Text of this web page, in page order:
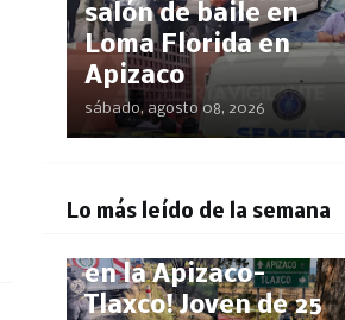
salón de baile en
Loma Florida en
Apizaco
sábado, agosto 08, 2026
Lo más leído de la semana
POLICÍACA
en la Apizaco-
Tlaxco! Joven de 25